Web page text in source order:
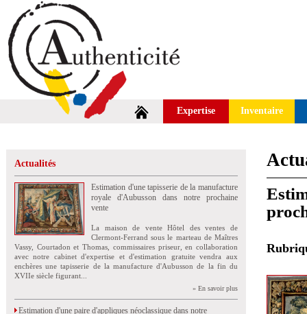
Expertise Inventaire
Actualités
Estimation d'une tapisserie de la manufacture
royale d'Aubusson dans notre prochaine
vente
La maison de vente Hôtel des ventes de
Clermont-Ferrand sous le marteau de Maîtres
Vassy, Courtadon et Thomas, commissaires priseur, en collaboration
avec notre cabinet d'expertise et d'estimation gratuite vendra aux
enchères une tapisserie de la manufacture d'Aubusson de la fin du
XVIIe siècle figurant...
» En savoir plus
Estimation d'une paire d'appliques néoclassique dans notre